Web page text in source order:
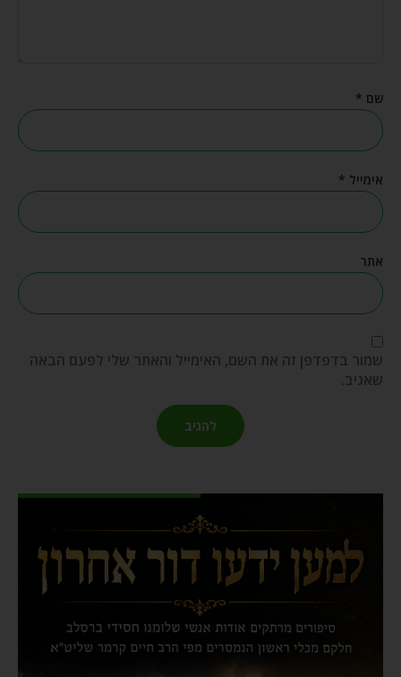
שם*
אימייל*
אתר
שמור בדפדפן זה את השם, האימייל והאתר שלי לפעם הבאה
שאגיב.